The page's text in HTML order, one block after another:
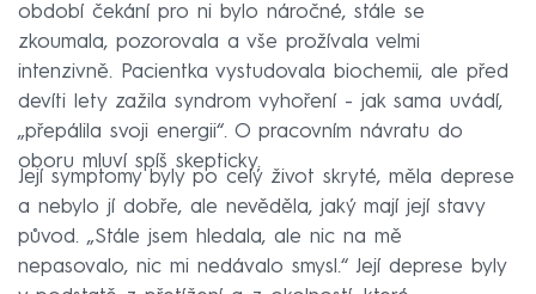
období čekání pro ni bylo náročné, stále se
zkoumala, pozorovala a vše prožívala velmi
intenzivně. Pacientka vystudovala biochemii, ale před
devíti lety zažila syndrom vyhoření - jak sama uvádí,
„přepálila svoji energii“. O pracovním návratu do
oboru mluví spíš skepticky.
Její symptomy byly po celý život skryté, měla deprese
a nebylo jí dobře, ale nevěděla, jaký mají její stavy
původ. „Stále jsem hledala, ale nic na mě
nepasovalo, nic mi nedávalo smysl.“ Její deprese byly